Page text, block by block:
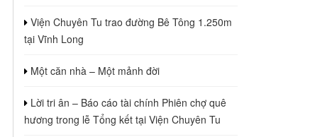
Viện Chuyên Tu trao đường Bê Tông 1.250m
tại Vĩnh Long
Một căn nhà – Một mảnh đời
Lời tri ân – Báo cáo tài chính Phiên chợ quê
hương trong lễ Tổng kết tại Viện Chuyên Tu